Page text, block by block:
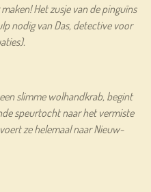
Het zusje van de pinguïns
nodig van Das, detective voor
slimme wolhandkrab, begint
speurtocht naar het vermiste
ze helemaal naar Nieuw-